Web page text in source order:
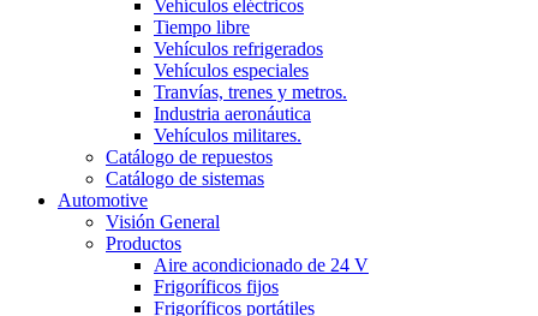
Vehículos eléctricos
Tiempo libre
Vehículos refrigerados
Vehículos especiales
Tranvías, trenes y metros.
Industria aeronáutica
Vehículos militares.
Catálogo de repuestos
Catálogo de sistemas
Automotive
Visión General
Productos
Aire acondicionado de 24 V
Frigoríficos fijos
Frigoríficos portátiles